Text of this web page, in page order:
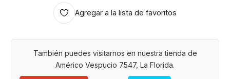
Agregar a la lista de favoritos
También puedes visitarnos en nuestra tienda de
Américo Vespucio 7547, La Florida.